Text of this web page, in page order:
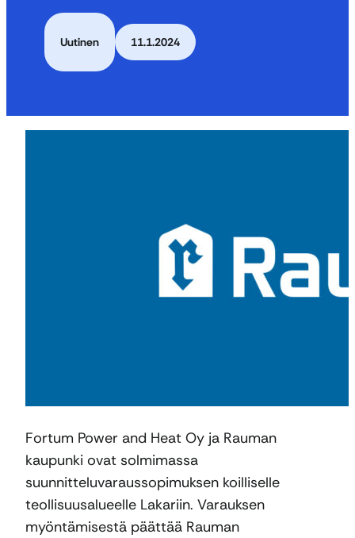
Uutinen 11.1.2024
Fortum Power and Heat Oy ja Rauman
kaupunki ovat solmimassa
suunnitteluvaraussopimuksen koilliselle
teollisuusalueelle Lakariin. Varauksen
myöntämisestä päättää Rauman